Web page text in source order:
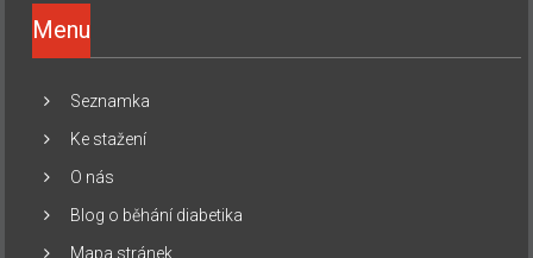
Menu
Seznamka
Ke stažení
O nás
Blog o běhání diabetika
Mapa stránek